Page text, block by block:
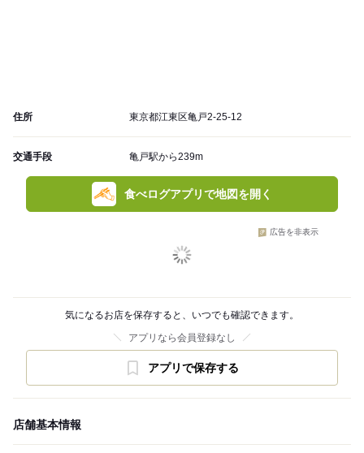
住所 東京都江東区亀戸2-25-12
交通手段 亀戸駅から239m
食べログアプリで地図を開く
広告を非表示
気になるお店を保存すると、いつでも確認できます。
アプリなら会員登録なし
アプリで保存する
店舗基本情報